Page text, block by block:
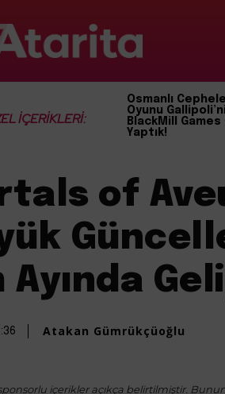
İÇERİKLERİ:
Osmanlı
Oyunu
BlackMill Games
Yaptık!
of
Ayında
Atakan Gümrükçüoğlu
içerikler açıkça belirtilmiştir.